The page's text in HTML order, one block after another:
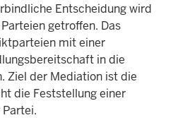
Entscheidung wird
getroffen. Das
mit einer
in die
Ziel der Mediation ist die
die Feststellung einer